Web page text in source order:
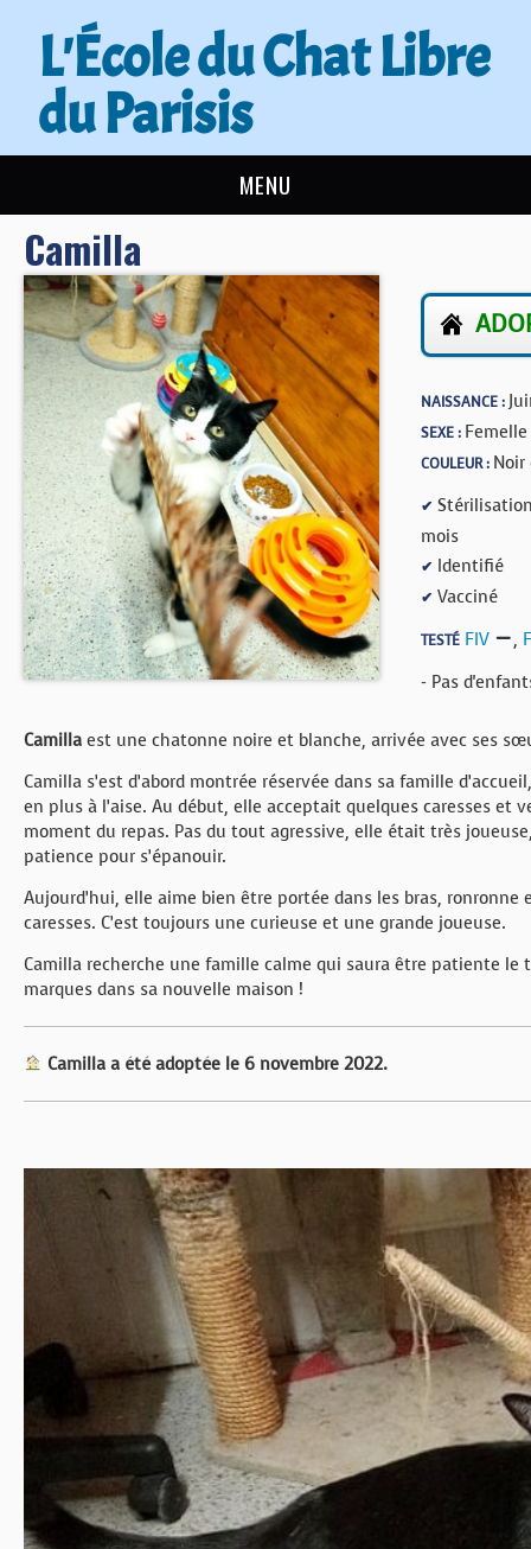
L'École du Chat Libre
du Parisis
MENU
L’ÉCOLE DU CHAT
ACTUALITÉS
ADOPTER
NOUS AIDER
CONTACT
BOUTIQUE
FORUM
Camilla
NAISSANCE :
SEXE : Femelle
COULEUR :
✔
mois
✔ Identifié
✔ Vacciné
TESTÉ FIV ,
- Pas
Camilla est une chatonne noire et blanche, arrivée avec ses
Camilla s’est d’abord montrée réservée dans sa famille
en plus à l’aise. Au début, elle acceptait quelques caresses et
moment du repas. Pas du tout agressive, elle était très
patience pour s’épanouir.
Aujourd’hui, elle aime bien être portée dans les bras,
caresses. C’est toujours une curieuse et une grande joueuse.
Camilla recherche une famille calme qui saura être patiente le
marques dans sa nouvelle maison !
Camilla a été adoptée le 6 novembre 2022.